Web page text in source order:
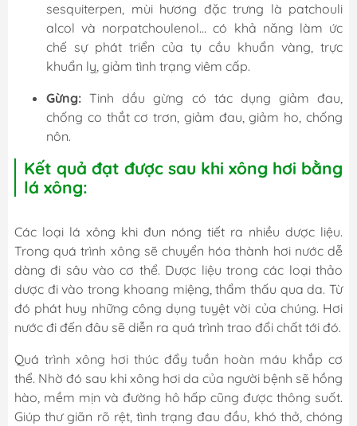
sesquiterpen, mùi hương đặc trưng là patchouli
alcol và norpatchoulenol… có khả năng làm ức
chế sự phát triển của tụ cầu khuẩn vàng, trực
khuẩn lỵ, giảm tình trạng viêm cấp.
Gừng: Tinh dầu gừng có tác dụng giảm đau,
chống co thắt cơ trơn, giảm đau, giảm ho, chống
nôn.
Kết quả đạt được sau khi xông hơi bằng
lá xông:
Các loại lá xông khi đun nóng tiết ra nhiều dược liệu.
Trong quá trình xông sẽ chuyển hóa thành hơi nước dễ
dàng đi sâu vào cơ thể. Dược liệu trong các loại thảo
dược đi vào trong khoang miệng, thẩm thấu qua da. Từ
đó phát huy những công dụng tuyệt vời của chúng. Hơi
nước đi đến đâu sẽ diễn ra quá trình trao đổi chất tới đó.
Quá trình xông hơi thúc đẩy tuần hoàn máu khắp cơ
thể. Nhờ đó sau khi xông hơi da của người bệnh sẽ hồng
hào, mềm mịn và đường hô hấp cũng được thông suốt.
Giúp thư giãn rõ rệt, tình trạng đau đầu, khó thở, chóng